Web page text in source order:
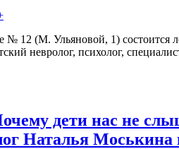
№ 12 (М. Ульяновой, 1) состоится
невролог, психолог,
дети нас не
Наталья Моськина